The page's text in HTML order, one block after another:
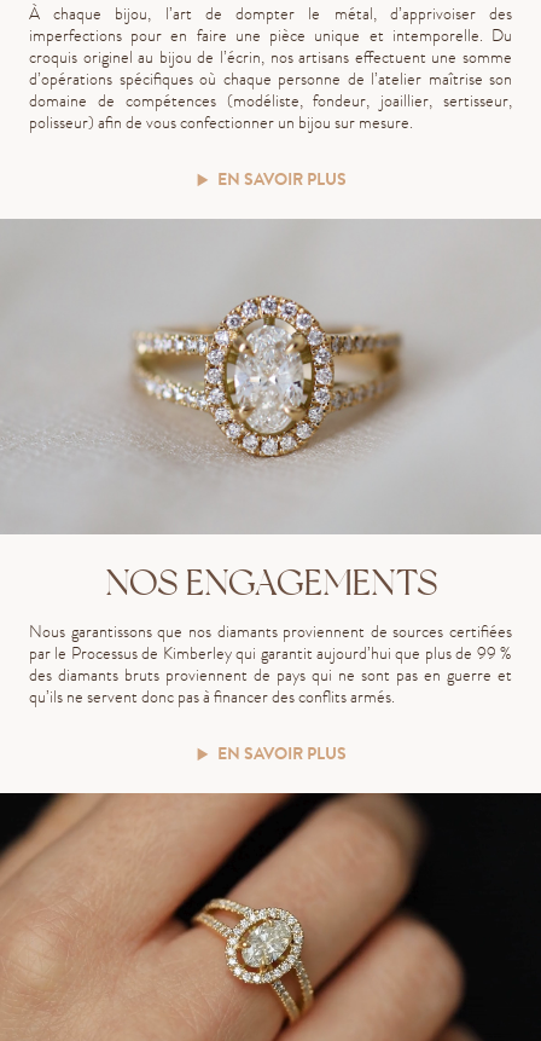
À chaque bijou, l’art de dompter le métal, d’apprivoiser des
imperfections pour en faire une pièce unique et intemporelle. Du
croquis originel au bijou de l’écrin, nos artisans effectuent une somme
d’opérations spécifiques où chaque personne de l’atelier maîtrise son
domaine de compétences (modéliste, fondeur, joaillier, sertisseur,
polisseur) afin de vous confectionner un bijou sur mesure.
EN SAVOIR PLUS
NOS ENGAGEMENTS
Nous garantissons que nos diamants proviennent de sources certifiées
par le Processus de Kimberley qui garantit aujourd’hui que plus de 99 %
des diamants bruts proviennent de pays qui ne sont pas en guerre et
qu’ils ne servent donc pas à financer des conflits armés.
EN SAVOIR PLUS